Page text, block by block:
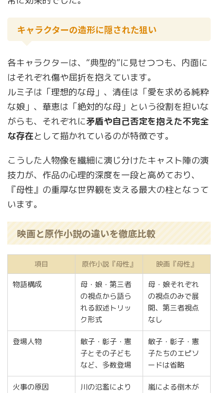
キャラクターの造形に隠された狙い
各キャラクターは、“典型的”に見せつつも、内面に
はそれぞれ傷や屈折を抱えています。
ルミ子は「理想的な母」、清佳は「愛を求める純粋
な娘」、華恵は「絶対的な母」という役割を担いな
がらも、それぞれに矛盾や自己否定を抱えた不完全
な存在として描かれているのが特徴です。
こうした人物像を繊細に演じ分けたキャスト陣の演
技力が、作品の心理的深度を一段と高めており、
『母性』の重厚な世界観を支える最大の柱となって
います。
映画と原作小説の違いを徹底比較
項目 原作小説『母性』 映画『母性』
物語構成
母・娘・第三者
の視点から語ら
れる叙述トリッ
ク形式
母・娘それぞれ
の視点のみで展
開、第三者視点
なし
登場人物
敏子・彰子・憲
子とその子ども
など、多数登場
敏子・彰子・憲
子たちのエピソ
ードは省略
火事の原因
川の氾濫により
嵐による倒木が